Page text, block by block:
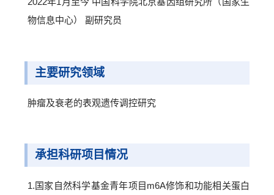
物信息中心） 副研究员
主要研究领域
肿瘤及衰老的表观遗传调控研究
承担科研项目情况
1.国家自然科学基金青年项目m6A修饰和功能相关蛋白